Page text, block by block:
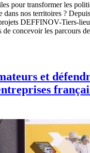
pour transformer les
dans nos territoires ? Depuis
DEFFINOV-Tiers-
concevoir les parcours de
et